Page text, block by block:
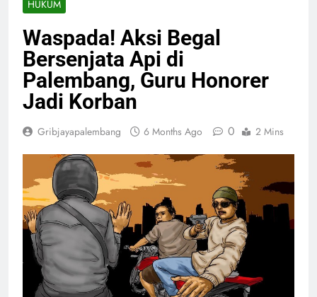
HUKUM
Waspada! Aksi Begal
Bersenjata Api di
Palembang, Guru Honorer
Jadi Korban
Gribjayapalembang 6 Months Ago 0 2 Mins